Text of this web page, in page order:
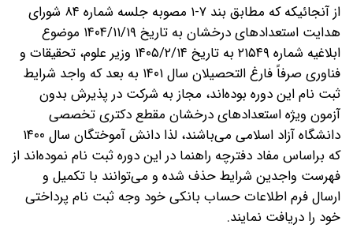
از آنجائیکه که مطابق بند ۷-۱ مصوبه جلسه شماره ۸۴ شورای
هدایت استعداد‌های درخشان به تاریخ ۱۴۰۴/۱۱/۱۹ موضوع
ابلاغیه شماره ۲۱۵۴۹ به تاریخ ۱۴۰۵/۲/۱۴ وزیر علوم، تحقیقات و
فناوری صرفاً فارغ التحصیلان سال ۱۴۰۱ به بعد که واجد شرایط
ثبت نام این دوره بوده‌اند، مجاز به شرکت در پذیرش بدون
آزمون ویژه استعداد‌های درخشان مقطع دکتری تخصصی
دانشگاه آزاد اسلامی می‌باشند، لذا دانش آموختگان سال ۱۴۰۰
که براساس مفاد دفترچه راهنما در این دوره ثبت نام نموده‌اند از
فهرست واجدین شرایط حذف شده و می‌توانند با تکمیل و
ارسال فرم اطلاعات حساب بانکی خود وجه ثبت نام پرداختی
خود را دریافت نمایند.